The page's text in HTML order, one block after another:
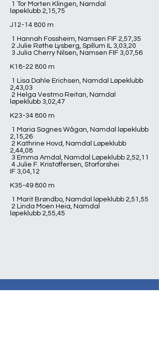
1 Tor Morten Klingen, Namdal
løpeklubb 2,15,75
J12-14 800 m
1 Hannah Fossheim, Namsen FIF 2,57,35
2 Julie Røthe Lysberg, Spillum IL 3,03,20
3 Julia Cherry Nilsen, Namsen FIF 3,07,56
K18-22 800 m
1 Lisa Dahle Erichsen, Namdal Løpeklubb
2,43,03
2 Helga Vestmo Reitan, Namdal
løpeklubb 3,02,47
K23-34 800 m
1 Maria Sagnes Wågan, Namdal løpeklubb
2,15,26
2 Kathrine Hovd, Namdal Løpeklubb
2,44,08
3 Emma Amdal, Namdal Løpeklubb 2,52,11
4 Julie F. Kristoffersen, Storforshei
IF 3,04,12
K35-49 800 m
1 Marit Brøndbo, Namdal løpeklubb 2,51,55
2 Linda Moen Heia, Namdal
løpeklubb 2,55,45